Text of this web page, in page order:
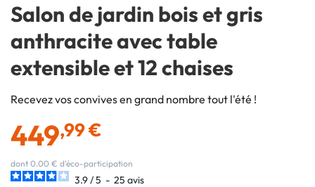
Salon de jardin bois et gris
anthracite avec table
extensible et 12 chaises
Recevez vos convives en grand nombre tout l'été !
449,99 €
dont 0.00 € d'éco-participation
3.9/5 - 25 avis